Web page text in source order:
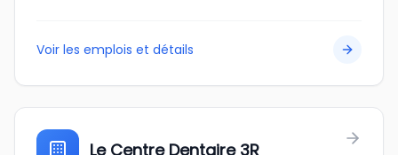
Voir les emplois et détails
Le Centre Dentaire 3R